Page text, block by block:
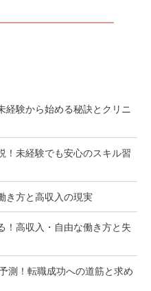
経験から始める秘訣とクリニ
！未経験でも安心のスキル習
き方と高収入の現実
！高収入・自由な働き方と失
測！転職成功への道筋と求め